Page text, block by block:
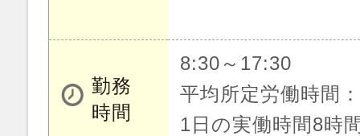
勤務
時間
8:30～17:30
平均所定労働時間：
1日の実働時間8時